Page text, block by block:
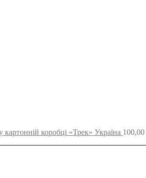
коробці «Трек» Україна 100,00